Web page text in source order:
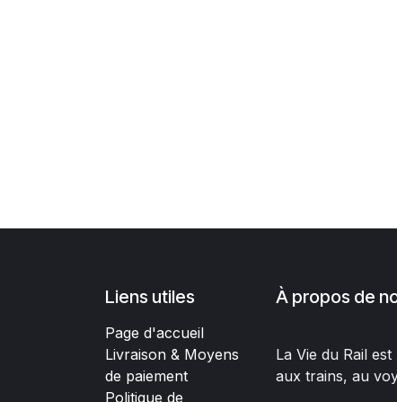
Liens utiles
Page d'accueil
Livraison & Moyens
de paiement
Politique de
À propos de
La Vie du Rail
aux trains, au